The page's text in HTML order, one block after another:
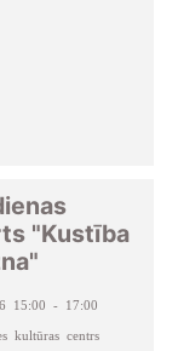
"Kustība
15:00 - 17:00
kultūras centrs